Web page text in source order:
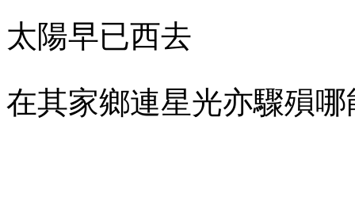
太陽早已西去
在其家鄉連星光亦驟殞哪